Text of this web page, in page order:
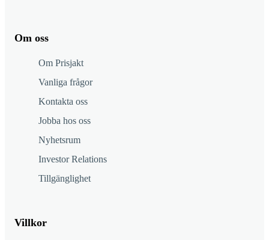
Om oss
Om Prisjakt
Vanliga frågor
Kontakta oss
Jobba hos oss
Nyhetsrum
Investor Relations
Tillgänglighet
Villkor